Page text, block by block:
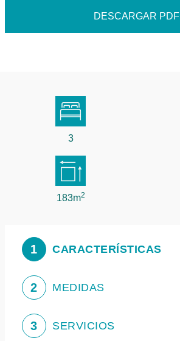
DESCARGAR PDF
3
183m2
1 CARACTERÍSTICAS
2 MEDIDAS
3 SERVICIOS